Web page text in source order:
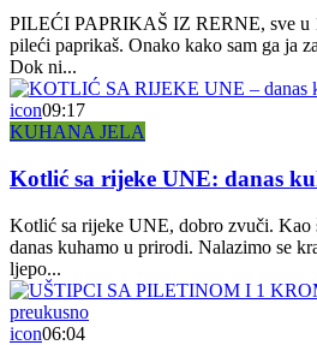
PILEĆI PAPRIKAŠ IZ RERNE, sve u
pileći paprikaš. Onako kako sam ga ja
Dok ni...
icon09:17
KUHANA JELA
Kotlić sa rijeke UNE: danas
Kotlić sa rijeke UNE, dobro zvuči. Kao
danas kuhamo u prirodi. Nalazimo se
ljepo...
icon06:04